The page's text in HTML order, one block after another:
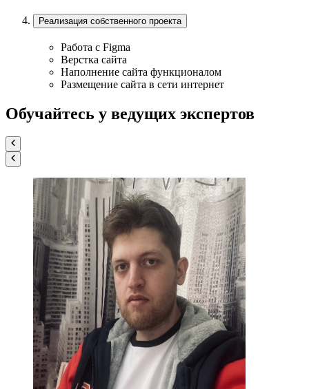
Реализация собственного проекта
Работа с Figma
Верстка сайта
Наполнение сайта функционалом
Размещение сайта в сети интернет
Обучайтесь у ведущих экспертов